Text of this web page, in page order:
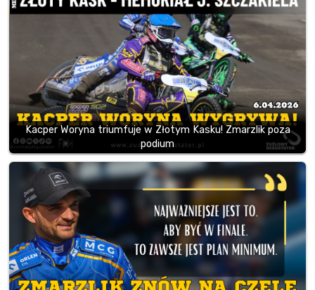
Kacper Woryna triumfuje w Złotym Kasku! Zmarzlik poza
podium